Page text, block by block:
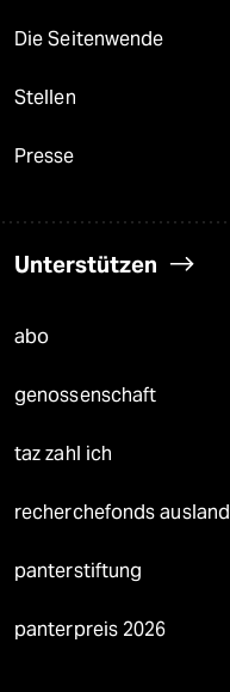
Die Seitenwende
Stellen
Presse
Unterstützen
abo
genossenschaft
taz zahl ich
recherchefonds ausland
panterstiftung
panterpreis 2026